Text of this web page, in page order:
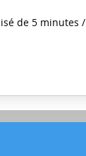
de 5 minutes /